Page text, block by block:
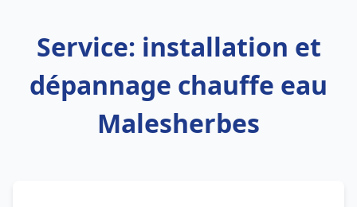
Service: installation et
dépannage chauffe eau
Malesherbes